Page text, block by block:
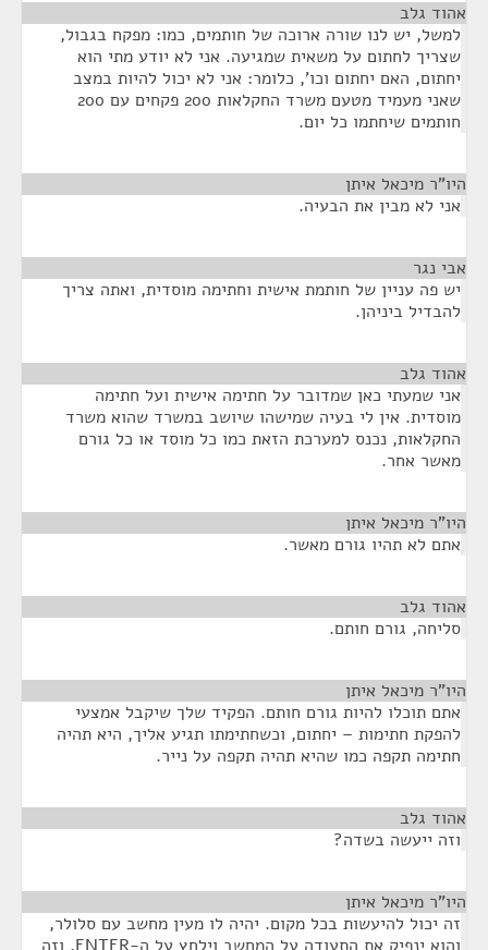
אהוד גלב
למשל, יש לנו שורה ארוכה של חותמים, כמו: מפקח בגבול,
שצריך לחתום על משאית שמגיעה. אני לא יודע מתי הוא
יחתום, האם יחתום וכו', כלומר: אני לא יכול להיות במצב
שאני מעמיד מטעם משרד החקלאות 200 פקחים עם 200
חותמים שיחתמו כל יום.
היו"ר מיכאל איתן
אני לא מבין את הבעיה.
אבי נגר
יש פה עניין של חותמת אישית וחתימה מוסדית, ואתה צריך
להבדיל ביניהן.
אהוד גלב
אני שמעתי כאן שמדובר על חתימה אישית ועל חתימה
מוסדית. אין לי בעיה שמישהו שיושב במשרד שהוא משרד
החקלאות, נכנס למערכת הזאת כמו כל מוסד או כל גורם
מאשר אחר.
היו"ר מיכאל איתן
אתם לא תהיו גורם מאשר.
אהוד גלב
סליחה, גורם חותם.
היו"ר מיכאל איתן
אתם תוכלו להיות גורם חותם. הפקיד שלך שיקבל אמצעי
להפקת חתימות – יחתום, וכשחתימתו תגיע אליך, היא תהיה
חתימה תקפה כמו שהיא תהיה תקפה על נייר.
אהוד גלב
וזה ייעשה בשדה?
היו"ר מיכאל איתן
זה יכול להיעשות בכל מקום. יהיה לו מעין מחשב עם סלולר,